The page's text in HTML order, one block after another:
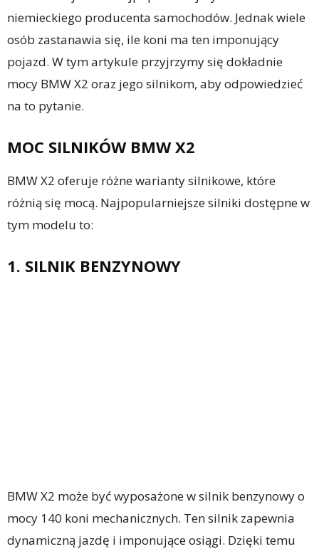
niemieckiego producenta samochodów. Jednak wiele
osób zastanawia się, ile koni ma ten imponujący
pojazd. W tym artykule przyjrzymy się dokładnie
mocy BMW X2 oraz jego silnikom, aby odpowiedzieć
na to pytanie.
MOC SILNIKÓW BMW X2
BMW X2 oferuje różne warianty silnikowe, które
różnią się mocą. Najpopularniejsze silniki dostępne w
tym modelu to:
1. SILNIK BENZYNOWY
BMW X2 może być wyposażone w silnik benzynowy o
mocy 140 koni mechanicznych. Ten silnik zapewnia
dynamiczną jazdę i imponujące osiągi. Dzięki temu